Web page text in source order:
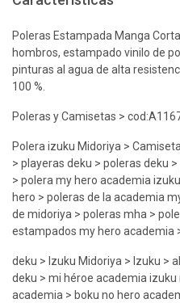
Poleras Estampada Manga
hombros, estampado vinilo de
pinturas al agua de alta
100 %.
Poleras y Camisetas >
Polera izuku Midoriya >
> playeras deku > poleras deku
> polera my hero academia
hero > poleras de la academia
de midoriya > poleras mha >
estampados my hero academia
deku > Izuku Midoriya > Izuku >
deku > mi héroe academia
academia > boku no hero